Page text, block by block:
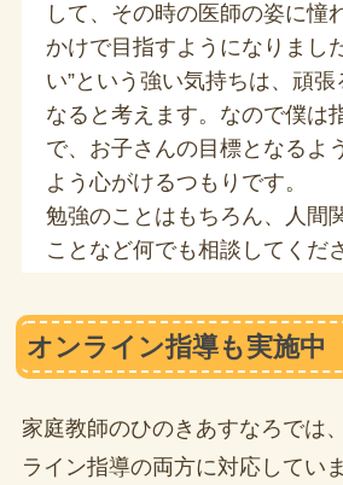
して、その時の医師の姿に憧
かけで目指すようになりまし
い”という強い気持ちは、頑
なると考えます。なので僕は
で、お子さんの目標となるよ
よう心がけるつもりです。
勉強のことはもちろん、人間
ことなど何でも相談してくだ
オンライン指導も実施中
家庭教師のひのきあすなろでは
ライン指導の両方に対応していま